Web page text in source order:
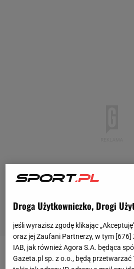
DINARA SAFINA
Droga Użytkowniczko, Drogi
jeśli wyrazisz zgodę klikając
oraz jej Zaufani Partnerzy, w tym [676]
IAB, jak również Agora S.A. będąca
Gazeta.pl sp. z o.o., będą przetwarzać